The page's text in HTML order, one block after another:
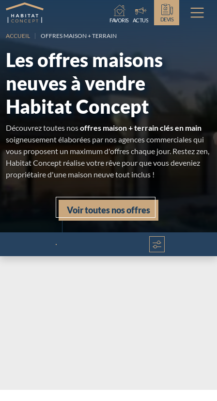
Chargement...
FAVORIS ACTUS DEVIS
ACCUEIL OFFRES MAISON + TERRAIN
Les offres maisons
neuves à vendre
Habitat Concept
Découvrez toutes nosoffres maison + terrain clés en main
soigneusement élaborées par nos agences commerciales qui
vous proposent un maximum d'offres chaque jour. Restez zen,
Habitat Concept réalise votre rêve pour que vous deveniez
propriétaire d'une maison neuve tout inclus !
Voir toutes nos offres
Chargement...